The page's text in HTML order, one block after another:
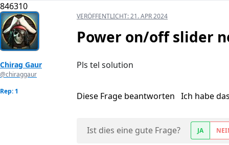
846310
Chirag Gaur
@chiraggaur
Rep: 1
VERÖFFENTLICHT:21. APR 2024
Power on/off slider
Pls tel solution
Diese Frage beantworten Ich habe
Ist dies eine gute Frage? JA